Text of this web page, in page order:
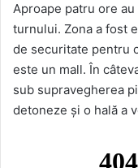
email
Aproape patru ore
turnului. Zona a fost
de securitate pentru
este un mall. În
sub supravegherea
detoneze şi o hală a